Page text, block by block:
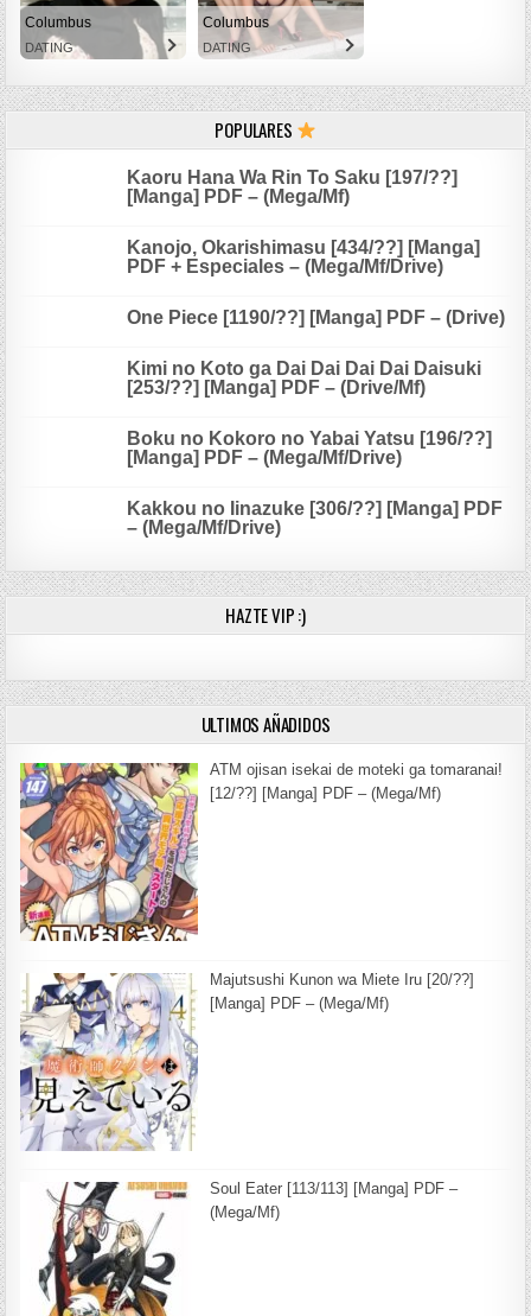
Columbus
DATING
Columbus
DATING
POPULARES
Kaoru Hana Wa Rin To Saku [197/??]
[Manga] PDF – (Mega/Mf)
Kanojo, Okarishimasu [434/??] [Manga]
PDF + Especiales – (Mega/Mf/Drive)
One Piece [1190/??] [Manga] PDF – (Drive)
Kimi no Koto ga Dai Dai Dai Dai Daisuki
[253/??] [Manga] PDF – (Drive/Mf)
Boku no Kokoro no Yabai Yatsu [196/??]
[Manga] PDF – (Mega/Mf/Drive)
Kakkou no Iinazuke [306/??] [Manga] PDF
– (Mega/Mf/Drive)
HAZTE VIP :)
ULTIMOS AÑADIDOS
ATM ojisan isekai de moteki ga tomaranai!
[12/??] [Manga] PDF – (Mega/Mf)
Majutsushi Kunon wa Miete Iru [20/??]
[Manga] PDF – (Mega/Mf)
Soul Eater [113/113] [Manga] PDF –
(Mega/Mf)